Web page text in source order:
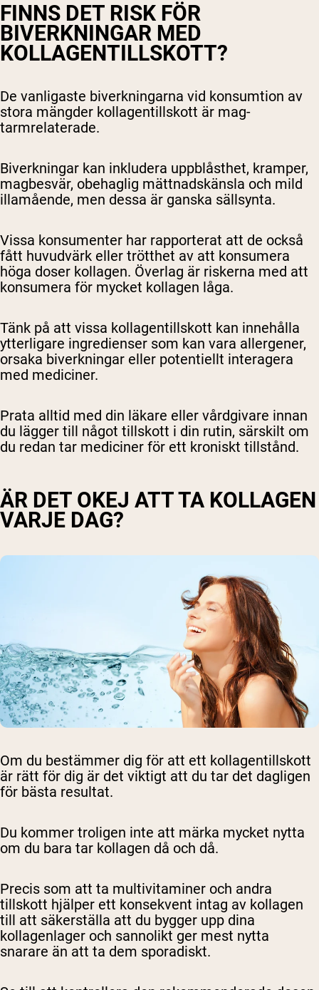
FINNS DET RISK FÖR
BIVERKNINGAR MED
KOLLAGENTILLSKOTT?
De vanligaste biverkningarna vid konsumtion av
stora mängder kollagentillskott är mag-
tarmrelaterade.
Biverkningar kan inkludera uppblåsthet, kramper,
magbesvär, obehaglig mättnadskänsla och mild
illamående, men dessa är ganska sällsynta.
Vissa konsumenter har rapporterat att de också
fått huvudvärk eller trötthet av att konsumera
höga doser kollagen. Överlag är riskerna med att
konsumera för mycket kollagen låga.
Tänk på att vissa kollagentillskott kan innehålla
ytterligare ingredienser som kan vara allergener,
orsaka biverkningar eller potentiellt interagera
med mediciner.
Prata alltid med din läkare eller vårdgivare innan
du lägger till något tillskott i din rutin, särskilt om
du redan tar mediciner för ett kroniskt tillstånd.
ÄR DET OKEJ ATT TA KOLLAGEN
VARJE DAG?
Om du bestämmer dig för att ett kollagentillskott
är rätt för dig är det viktigt att du tar det dagligen
för bästa resultat.
Du kommer troligen inte att märka mycket nytta
om du bara tar kollagen då och då.
Precis som att ta multivitaminer och andra
tillskott hjälper ett konsekvent intag av kollagen
till att säkerställa att du bygger upp dina
kollagenlager och sannolikt ger mest nytta
snarare än att ta dem sporadiskt.